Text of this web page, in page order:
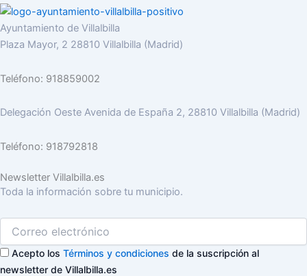
Ayuntamiento de Villalbilla
Plaza Mayor, 2 28810 Villalbilla (Madrid)
Teléfono: 918859002
Delegación Oeste Avenida de España 2, 28810 Villalbilla (Madrid)
Teléfono: 918792818
Newsletter Villalbilla.es
Toda la información sobre tu municipio.
Acepto los Términos y condiciones de la suscripción al
newsletter de Villalbilla.es